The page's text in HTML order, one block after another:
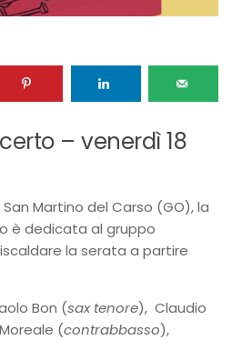
– venerdì 18
Martino del Carso (GO), la
è dedicata al gruppo
la serata a partire
Bon (sax tenore), Claudio
(contrabbasso),